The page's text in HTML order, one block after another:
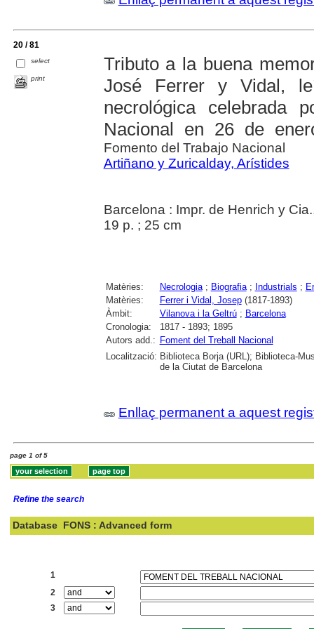
20 / 81
select
print
Tributo a la buena
José Ferrer y Vidal,
necrológica celebrada
Nacional en 26 de
Fomento del Trabajo Nacional
Artiñano y Zuricalday, Arístides
Barcelona : Impr. de Henrich y
19 p. ; 25 cm
Matèries: Necrologia; Biografia; Industrials ;
Matèries:
Ferrer i Vidal, Josep(1817-1893)
Àmbit:
Vilanova i la Geltrú; Barcelona
Cronologia:
1817 - 1893; 1895
Autors add.: Foment del Treball Nacional
Localització: Biblioteca Borja (URL); Biblioteca-
de la Ciutat de Barcelona
Enllaç permanent a aquest
page 1 of 5
Refine the search
Database FONS : Advanced form
1
2
3